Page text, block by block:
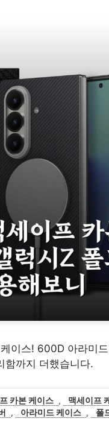
이스! 600D 아라미
함까지 더했습니다.
카본 케이스 , 맥세이프
, 아라미드 케이스 , 폴